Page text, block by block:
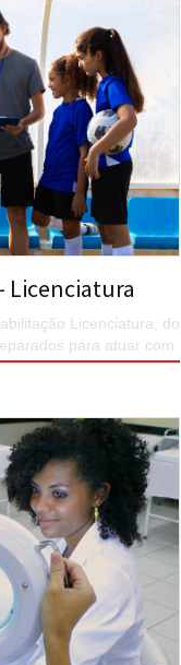
Licenciatura
Licenciatura, do
para atuar com
Básica.